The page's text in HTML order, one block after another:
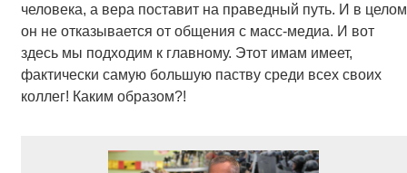
человека, а вера поставит на праведный путь. И в целом
он не отказывается от общения с масс-медиа. И вот
здесь мы подходим к главному. Этот имам имеет,
фактически самую большую паству среди всех своих
коллег! Каким образом?!